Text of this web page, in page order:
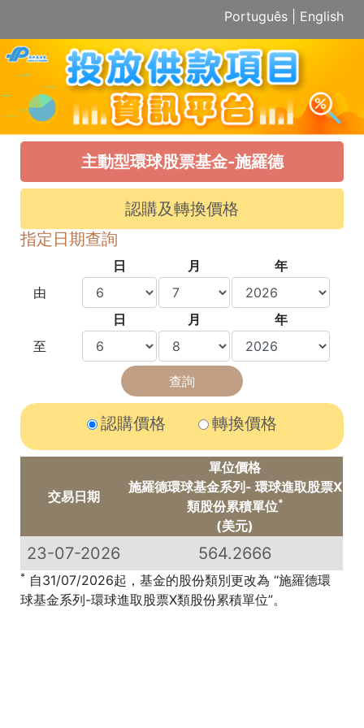
Português English
主動型環球股票基金-施羅德
認購及轉換價格
指定日期查詢
日 月
年
由
日
月
年
至
認購價格 轉換價格
交易日期
單位價格
施羅德環球基金系列- 環球進取股票X
類股份累積單位*
(美元)
23-07-2026 564.2666
* 自31/07/2026起，基金的股份類別更改為 “施羅德環
球基金系列-環球進取股票X類股份累積單位”。